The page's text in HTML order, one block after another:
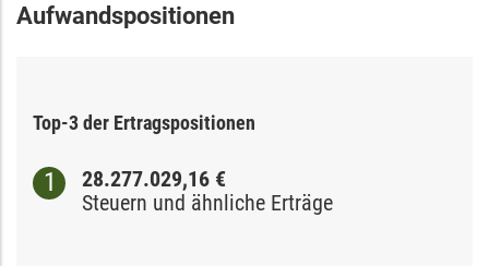
Aufwandspositionen
Top-3 der Ertragspositionen
28.277.029,16 €
Steuern und ähnliche Erträge